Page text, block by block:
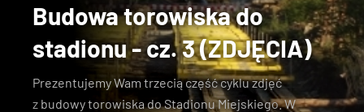
Budowa torowiska do
stadionu - cz. 3 (ZDJĘCIA)
Prezentujemy Wam trzecią część cyklu zdjęć
z budowy torowiska do Stadionu Miejskiego. W